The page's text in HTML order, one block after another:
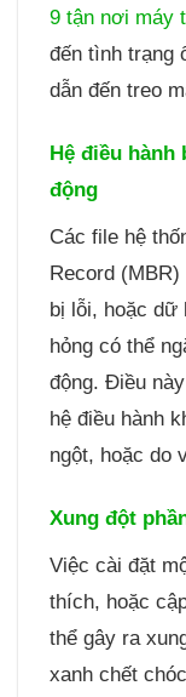
9 tận nơi máy
đến tình trạng
dẫn đến treo
Hệ điều
động
Các file hệ
Record
bị lỗi, hoặc dữ
hỏng có thể
động. Điều
hệ điều hành
ngột, hoặc do
Xung đột
Việc cài đặt
thích, hoặc
thể gây ra
xanh chết